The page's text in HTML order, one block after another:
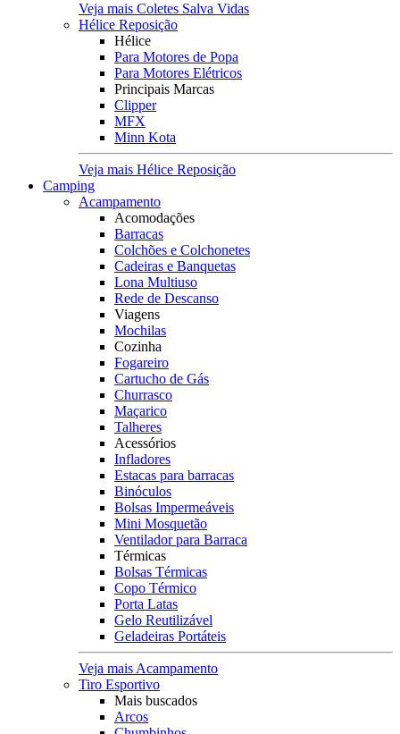
Veja mais Coletes Salva Vidas
Hélice Reposição
Hélice
Para Motores de Popa
Para Motores Elétricos
Principais Marcas
Clipper
MFX
Minn Kota
Veja mais Hélice Reposição
Camping
Acampamento
Acomodações
Barracas
Colchões e Colchonetes
Cadeiras e Banquetas
Lona Multiuso
Rede de Descanso
Viagens
Mochilas
Cozinha
Fogareiro
Cartucho de Gás
Churrasco
Maçarico
Talheres
Acessórios
Infladores
Estacas para barracas
Binóculos
Bolsas Impermeáveis
Mini Mosquetão
Ventilador para Barraca
Térmicas
Bolsas Térmicas
Copo Térmico
Porta Latas
Gelo Reutilizável
Geladeiras Portáteis
Veja mais Acampamento
Tiro Esportivo
Mais buscados
Arcos